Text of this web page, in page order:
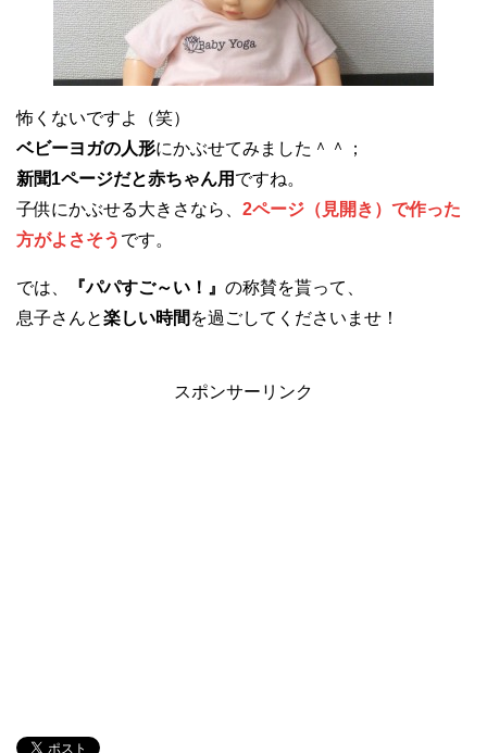
怖くないですよ（笑）
ベビーヨガの人形にかぶせてみました＾＾；
新聞1ページだと赤ちゃん用 ですね。
子供にかぶせる大きさなら、 2ページ（見開き）で作った
方がよさそう です。
では、 『パパすご～い！』 の称賛を貰って、
息子さんと楽しい時間 を過ごしてくださいませ！
スポンサーリンク